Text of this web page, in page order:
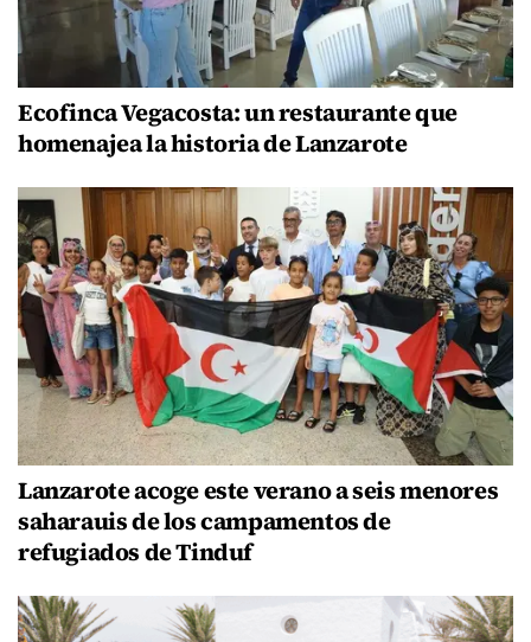
Ecofinca Vegacosta: un restaurante que
homenajea la historia de Lanzarote
Lanzarote acoge este verano a seis menores
saharauis de los campamentos de
refugiados de Tinduf